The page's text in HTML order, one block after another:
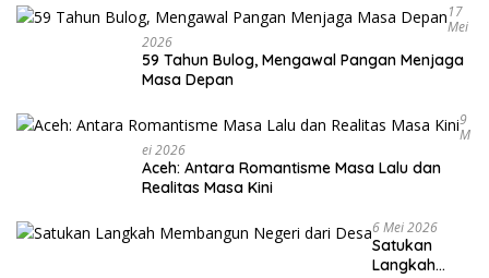
17
Mei
2026
59 Tahun Bulog, Mengawal Pangan Menjaga
Masa Depan
9
M
Ei 2026
Aceh: Antara Romantisme Masa Lalu dan
Realitas Masa Kini
6 Mei 2026
Satukan
Langkah